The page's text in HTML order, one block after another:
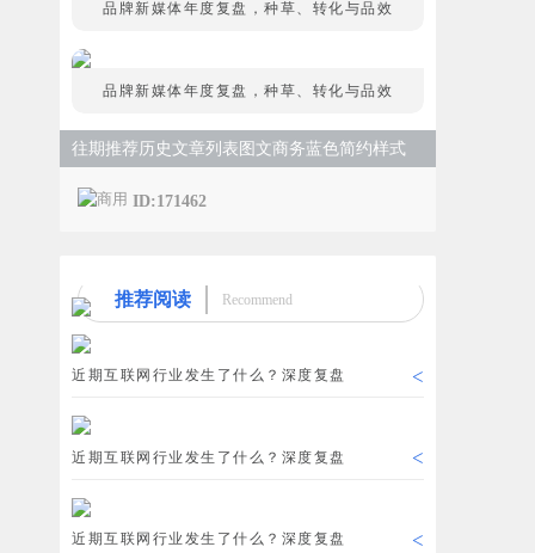
品牌新媒体年度复盘，种草、转化与品效
品牌新媒体年度复盘，种草、转化与品效
往期推荐历史文章列表图文商务蓝色简约样式
ID:171462
推荐阅读 Recommend
近期互联网行业发生了什么？深度复盘 <
近期互联网行业发生了什么？深度复盘 <
近期互联网行业发生了什么？深度复盘 <